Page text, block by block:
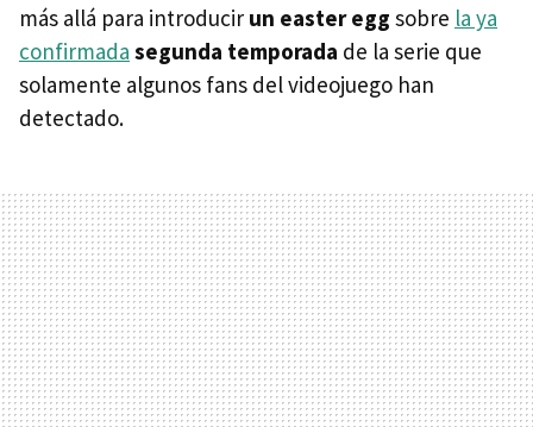
más allá para introducir un easter egg sobre la ya
confirmada segunda temporada de la serie que
solamente algunos fans del videojuego han
detectado.